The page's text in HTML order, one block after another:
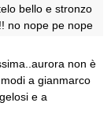
bello e stronzo
no nope pe nope
non è
a gianmarco
e a